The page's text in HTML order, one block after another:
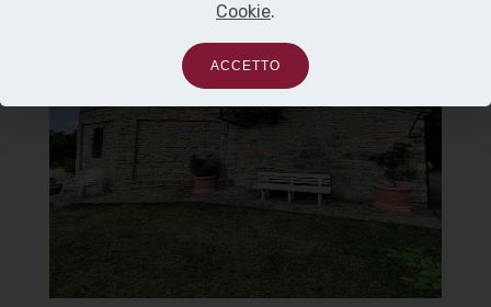
Oratorio della Beata Vergine
del Carmelo
Vista
Clicca per ingrandire
]
Cookie.
ACCETTO